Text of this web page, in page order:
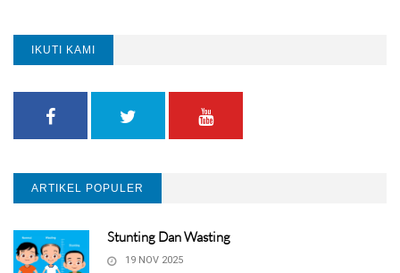
IKUTI KAMI
ARTIKEL POPULER
Stunting Dan Wasting
19 NOV 2025